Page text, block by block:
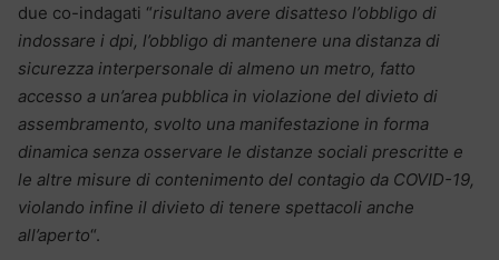
due co-indagati “risultano avere disatteso l’obbligo di
indossare i dpi, l’obbligo di mantenere una distanza di
sicurezza interpersonale di almeno un metro, fatto
accesso a un’area pubblica in violazione del divieto di
assembramento, svolto una manifestazione in forma
dinamica senza osservare le distanze sociali prescritte e
le altre misure di contenimento del contagio da COVID-19,
violando infine il divieto di tenere spettacoli anche
all’aperto“.